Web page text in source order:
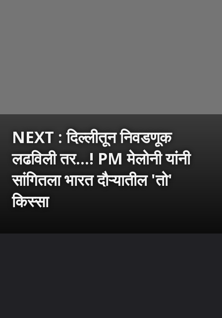
NEXT : दिल्लीतून निवडणूक
लढविली तर...! PM मेलोनी यांनी
सांगितला भारत दौऱ्यातील 'तो'
किस्सा